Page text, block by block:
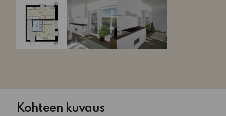
Kohteen kuvaus